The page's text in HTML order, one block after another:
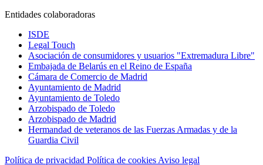
Entidades colaboradoras
ISDE
Legal Touch
Asociación de consumidores y usuarios "Extremadura Libre"
Embajada de Belarús en el Reino de España
Cámara de Comercio de Madrid
Ayuntamiento de Madrid
Ayuntamiento de Toledo
Arzobispado de Toledo
Arzobispado de Madrid
Hermandad de veteranos de las Fuerzas Armadas y de la
Guardia Civil
Política de privacidad Política de cookies Aviso legal